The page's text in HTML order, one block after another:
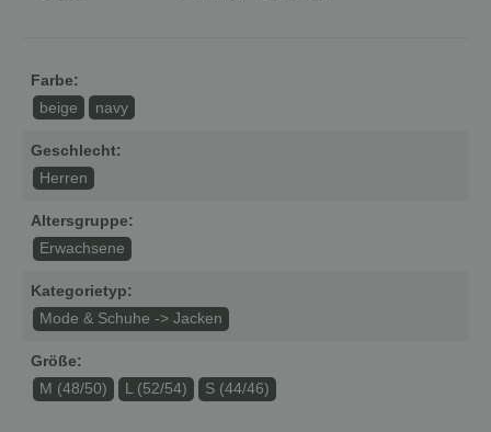
Farbe:
beige navy
Geschlecht:
Herren
Altersgruppe:
Erwachsene
Kategorietyp:
Mode & Schuhe -> Jacken
Größe:
M (48/50) L (52/54) S (44/46)